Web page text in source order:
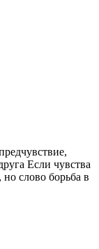
Если чувства
слово борьба в